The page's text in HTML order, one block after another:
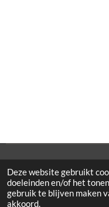
Deze website gebruikt
doeleinden en/of het
gebruik te blijven maken
akkoord.
© 2021 Cowporation